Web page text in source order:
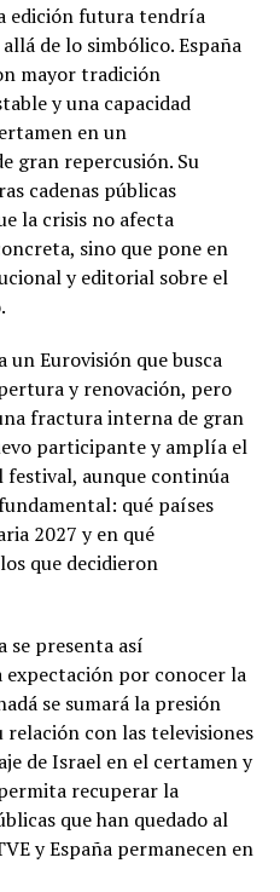
edición futura tendría
de lo simbólico. España
mayor tradición
y una capacidad
en un
gran repercusión. Su
cadenas públicas
la crisis no afecta
sino que pone en
y editorial sobre el
un Eurovisión que busca
y renovación, pero
fractura interna de gran
participante y amplía el
aunque continúa
qué países
2027 y en qué
que decidieron
se presenta así
expectación por conocer la
se sumará la presión
relación con las televisiones
de Israel en el certamen y
recuperar la
que han quedado al
y España permanecen en